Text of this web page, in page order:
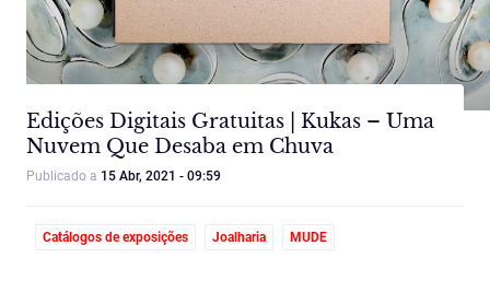
Edições Digitais Gratuitas | Kukas – Uma
Nuvem Que Desaba em Chuva
Publicado a 15 Abr, 2021 - 09:59
Catálogos de exposições Joalharia MUDE